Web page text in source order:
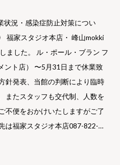
状況・感染症防止対策につい
家スタジオ本店・ 峰山mokki
ました。 ル・ポール・ブラン フ
ント店） 〜5月31日まで休業致
針発表、当館の判断により臨時
またスタッフも交代制、人数を
不便をおかけいたしますがご了
は福家スタジオ本店087-822-…